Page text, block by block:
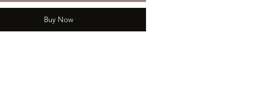
Buy Now